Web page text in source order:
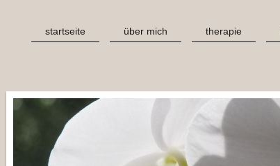
startseite über mich therapie